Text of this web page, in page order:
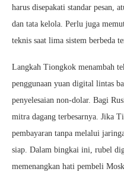
harus disepakati standar pesan,
dan tata kelola. Perlu juga
teknis saat lima sistem berbeda
Langkah Tiongkok menambah
penggunaan yuan digital lintas
penyelesaian non-dolar. Bagi
mitra dagang terbesarnya. Jika
pembayaran tanpa melalui
siap. Dalam bingkai ini, rubel
memenangkan hati pembeli